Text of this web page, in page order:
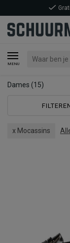
MENU
Dames (15)
x Mocassins